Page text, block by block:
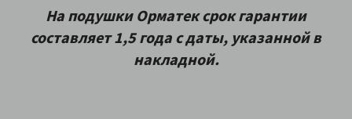
На подушки Орматек срок гарантии
составляет 1,5 года с даты, указанной в
накладной.